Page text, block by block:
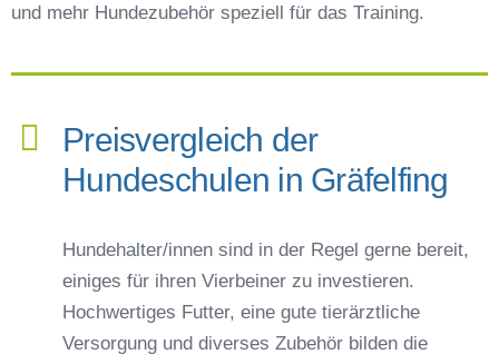
und mehr Hundezubehör speziell für das Training.
Preisvergleich der
Hundeschulen in Gräfelfing
Hundehalter/innen sind in der Regel gerne bereit,
einiges für ihren Vierbeiner zu investieren.
Hochwertiges Futter, eine gute tierärztliche
Versorgung und diverses Zubehör bilden die